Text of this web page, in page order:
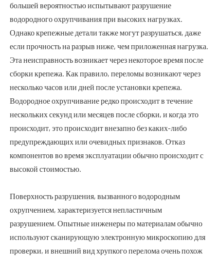
большей вероятностью испытывают разрушение
водородного охрупчивания при высоких нагрузках.
Однако крепежные детали также могут разрушаться, даже
если прочность на разрыв ниже, чем приложенная нагрузка.
Эта неисправность возникает через некоторое время после
сборки крепежа. Как правило, переломы возникают через
несколько часов или дней после установки крепежа.
Водородное охрупчивание редко происходит в течение
нескольких секунд или месяцев после сборки, и когда это
происходит, это происходит внезапно без каких-либо
предупреждающих или очевидных признаков. Отказ
компонентов во время эксплуатации обычно происходит с
высокой стоимостью.
Поверхность разрушения, вызванного водородным
охрупчением, характеризуется непластичным
разрушением. Опытные инженеры по материалам обычно
используют сканирующую электронную микроскопию для
проверки, и внешний вид хрупкого перелома очень похож